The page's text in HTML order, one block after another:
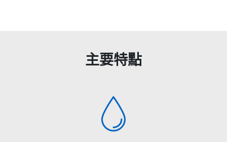
主要特點